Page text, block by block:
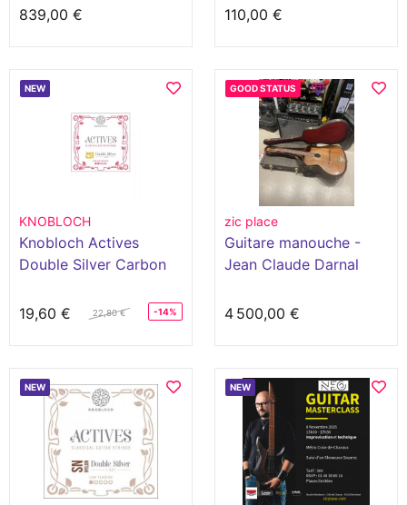
839,00 € 110,00 €
NEW
KNOBLOCH
Knobloch Actives
Double Silver Carbon
19,60 €
22,80 € -14%
GOOD STATUS
zic place
Guitare manouche -
Jean Claude Darnal
4 500,00 €
NEW NEW